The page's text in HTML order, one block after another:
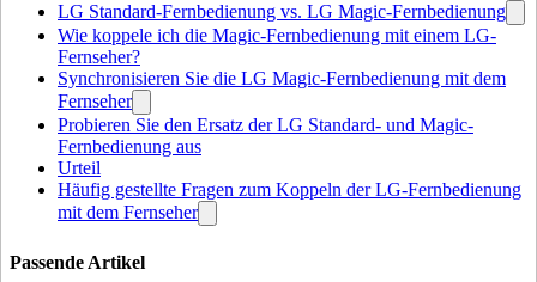
LG Standard-Fernbedienung vs. LG Magic-Fernbedienung
Wie koppele ich die Magic-Fernbedienung mit einem LG-
Fernseher?
Synchronisieren Sie die LG Magic-Fernbedienung mit dem
Fernseher
Probieren Sie den Ersatz der LG Standard- und Magic-
Fernbedienung aus
Urteil
Häufig gestellte Fragen zum Koppeln der LG-Fernbedienung
mit dem Fernseher
Passende Artikel